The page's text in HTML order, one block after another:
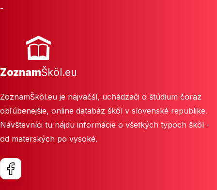
-
ZoznamŠkôl.eu
ZoznamŠkôl.eu je najväčší, uchádzači o štúdium čoraz
obľúbenejšie, online databáz škôl v slovenské republike.
Návštevníci tu nájdu informácie o všetkých typoch škôl -
od materských po vysoké.